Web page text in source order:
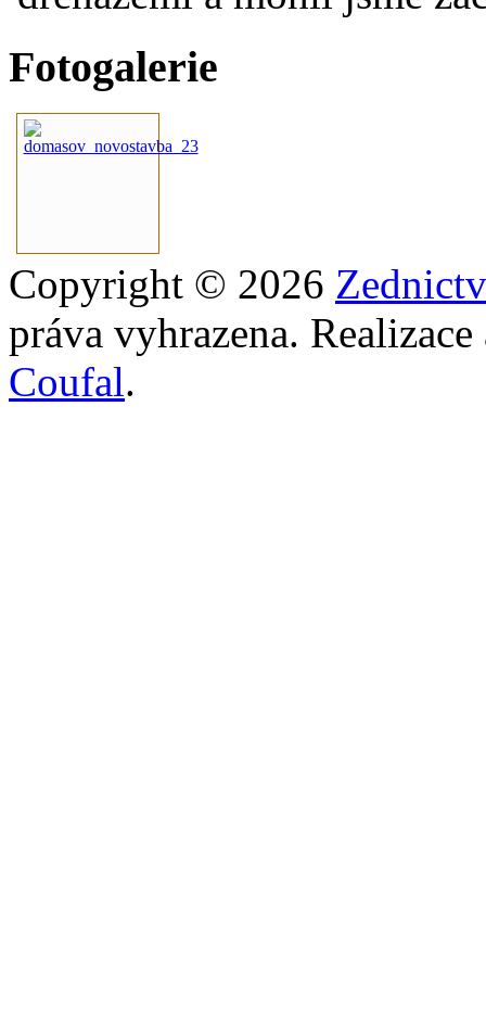
Fotogalerie
Copyright © 2026
práva vyhrazena.
Coufal.